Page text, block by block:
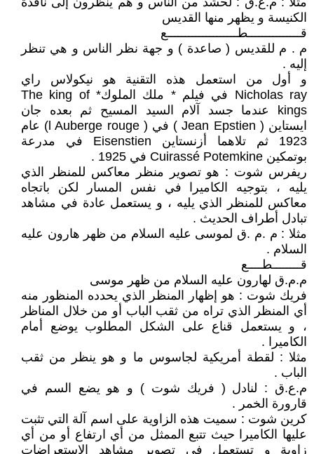
الكنيسة و يظهر منها القديس
قـــــــــــــــطــــــــــــــــــــع
م . م للقديس ( صاعدة ) و جهة نظر الناس و هي تنظر
إليه .
و أول من استعمل هذه التقنية هو نيكولاس راي
Nicholas ray في فيلم * ملك الملوك* The king of
kings عندما جسد آلام السيد المسيح ثم بعده جان
ايستاين ( Jean Epstien ) في ( l Auberge rouge) عام
1923 ثم تلاهما أزنستاين Eisenstien في مدرعة
بوتمكين Cuirassé Potemkine في 1925 .
ريفرس شوت : هو تصوير منظر معاكس للمنظر الذي
يليه ، بتوجيه الكاميرا في نفس المسار لكن باتجاه
معاكس للمنظر الذي يليه ، و يستعمل عادة في مشاهد
تبادل أطراف الحديث .
مثلا : م .م .ق لموسى عليه السلام من ظهر هارون عليه
السلام .
قــــــــطــــع
م.م.ق لهارون عليه السلام من ظهر موسى
فريك شوت : هو إظهار المنظر الذي يحدده المنظور منه
أي المنظر الذي تراه من ثقب الباب أو من خلال المناظر
، و يستعمل قناع على الشكل المطلوب يوضع أمام
الكاميرا .
مثلا : لقطة أمريكية لجاسوس ما و هو ينظر من ثقب
الباب .
م.ع.ق : لنادل ( فريك شوت ) و هو يضع السم في
قارورة الخمر .
كرين شوت : سميت هذه الزاوية على اسم آلة التي تثبت
عليها الكاميرا حيث تتبع الممثل من أي ارتفاع أو من أي
زاوية و تستعمل في تصوير مشاهد الاستعراضات